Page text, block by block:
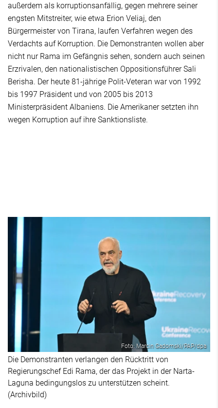
außerdem als korruptionsanfällig, gegen mehrere seiner
engsten Mitstreiter, wie etwa Erion Veliaj, den
Bürgermeister von Tirana, laufen Verfahren wegen des
Verdachts auf Korruption. Die Demonstranten wollen aber
nicht nur Rama im Gefängnis sehen, sondern auch seinen
Erzrivalen, den nationalistischen Oppositionsführer Sali
Berisha. Der heute 81-jährige Polit-Veteran war von 1992
bis 1997 Präsident und von 2005 bis 2013
Ministerpräsident Albaniens. Die Amerikaner setzten ihn
wegen Korruption auf ihre Sanktionsliste.
Foto: Marcin Gadomski/PAP/dpa
Die Demonstranten verlangen den Rücktritt von
Regierungschef Edi Rama, der das Projekt in der Narta-
Laguna bedingungslos zu unterstützen scheint.
(Archivbild)